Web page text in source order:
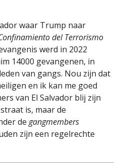
waar Trump naar
del Terrorismo
werd in 2022
14000 gevangenen, in
van gangs. Nou zijn dat
en ik kan me goed
van El Salvador blij zijn
is, maar de
de gangmembers
zijn een regelrechte